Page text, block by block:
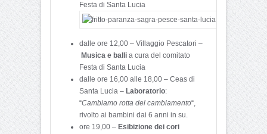
Festa di Santa Lucia
dalle ore 12,00 – Villaggio Pescatori –
Musica e balli a cura del comitato
Festa di Santa Lucia
dalle ore 16,00 alle 18,00 – Ceas di
Santa Lucia – Laboratorio:
“Cambiamo rotta del cambiamento“,
rivolto ai bambini dai 6 anni in su.
ore 19,00 – Esibizione dei cori